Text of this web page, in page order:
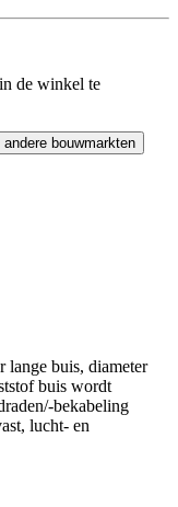
de winkel te
bouwmarkten
lange buis, diameter
buis wordt
bekabeling
lucht- en